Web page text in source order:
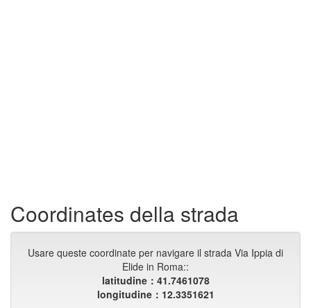
Coordinates della strada
Usare queste coordinate per navigare il strada Via Ippia di
Elide in Roma::
latitudine：41.7461078
longitudine：12.3351621